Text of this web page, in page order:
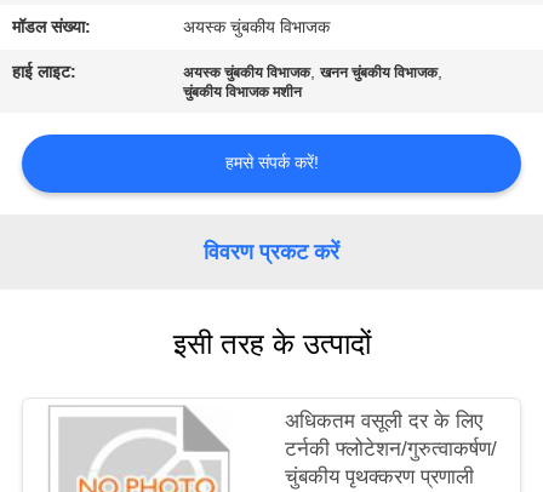
गुणवत्ता
संपर्क
उद्धरण
मॉडल संख्या: अयस्क चुंबकीय विभाजक
हाई लाइट: अयस्क चुंबकीय विभाजक,खनन चुंबकीय विभाजक,
चुंबकीय विभाजक मशीन
हमसे संपर्क करें!
विवरण प्रकट करें
इसी तरह के उत्पादों
अधिकतम वसूली दर के लिए
टर्नकी फ्लोटेशन/गुरुत्वाकर्षण/
चुंबकीय पृथक्करण प्रणाली